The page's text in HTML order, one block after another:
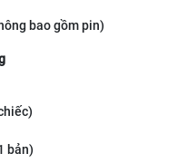
bao gồm pin)
bản)